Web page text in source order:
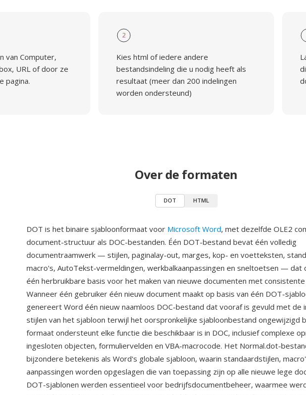
van Computer,
URL of door ze
pagina.
2
Kies html of iedere andere
bestandsindeling die u nodig heeft als
resultaat (meer dan 200 indelingen
worden ondersteund)
Over de formaten
DOT HTML
DOT is het binaire sjabloonformaat voor Microsoft Word, met dezelfde OLE2
document-structuur als DOC-bestanden. Één DOT-bestand bevat één volledig
documentraamwerk — stijlen, paginalay-out, marges, kop- en voetteksten,
macro's, AutoTekst-vermeldingen, werkbalkaanpassingen en sneltoetsen — dat
één herbruikbare basis voor het maken van nieuwe documenten met consistente
Wanneer één gebruiker één nieuw document maakt op basis van één DOT-
genereert Word één nieuw naamloos DOC-bestand dat vooraf is gevuld met de
stijlen van het sjabloon terwijl het oorspronkelijke sjabloonbestand ongewijzigd
formaat ondersteunt elke functie die beschikbaar is in DOC, inclusief complexe
ingesloten objecten, formuliervelden en VBA-macrocode. Het Normal.dot-
bijzondere betekenis als Word's globale sjabloon, waarin standaardstijlen,
aanpassingen worden opgeslagen die van toepassing zijn op alle nieuwe lege
DOT-sjablonen werden essentieel voor bedrijfsdocumentbeheer, waarmee